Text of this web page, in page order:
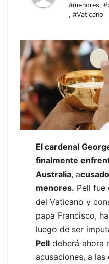
#menores,
, #Vaticano
El cardenal
finalmente
Australia, a
menores. Pell fue
del Vaticano y
papa Francisco,
luego de ser
Pell deberá ahora
acusaciones, a las